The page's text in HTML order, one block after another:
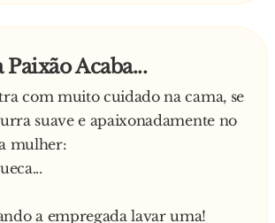
Acaba...
com muito cuidado na cama, se
suave e apaixonadamente no
mulher:
a empregada lavar uma!